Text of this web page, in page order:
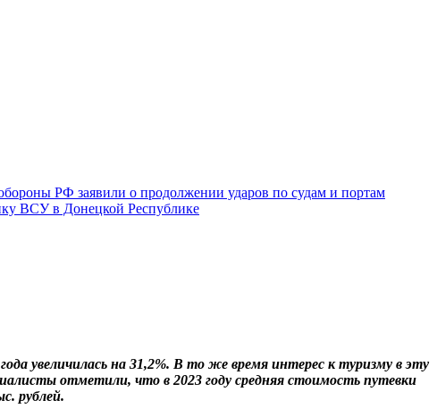
РФ заявили о продолжении ударов по судам и портам
ВСУ в Донецкой Республике
увеличилась на 31,2%. В то же время интерес к туризму в эту
отметили, что в 2023 году средняя стоимость путевки
рублей.